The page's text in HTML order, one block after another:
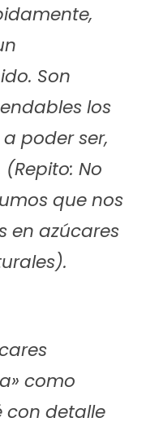
Son
los
poder ser,
No
que nos
en azúcares
como
con detalle